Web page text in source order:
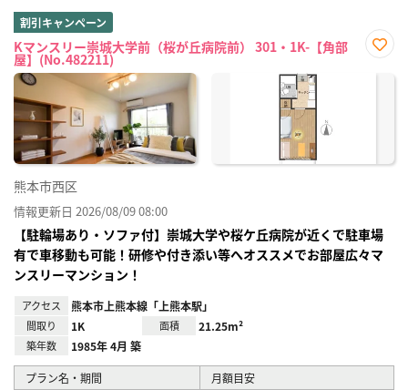
割引キャンペーン
Kマンスリー崇城大学前（桜が丘病院前） 301・1K-【角部
屋】(No.482211)
に入
熊本市西区
情報更新日 2026/08/09 08:00
【駐輪場あり・ソファ付】崇城大学や桜ケ丘病院が近くで駐車場
有で車移動も可能！研修や付き添い等へオススメでお部屋広々マ
ンスリーマンション！
アクセス 熊本市上熊本線「上熊本駅」
間取り 1K 面積 21.25m²
築年数 1985年 4月 築
プラン名・期間
月額目安